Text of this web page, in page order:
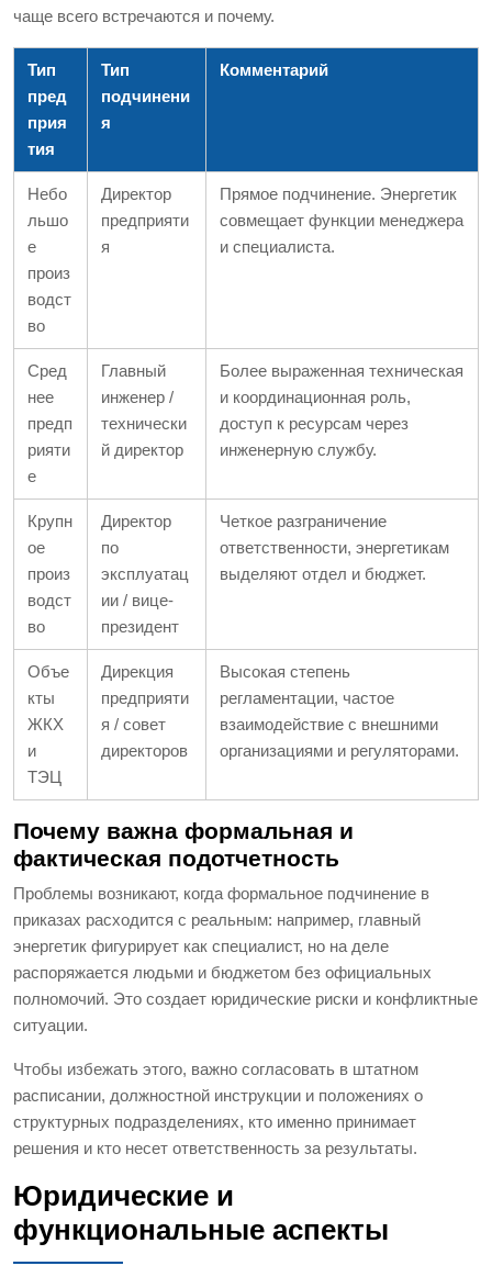
чаще всего встречаются и почему.
Тип
пред
прия
тия
Тип
подчинени
я
Комментарий
Небо
льшо
е
произ
водст
во
Директор
предприяти
я
Прямое подчинение. Энергетик
совмещает функции менеджера
и специалиста.
Сред
нее
предп
рияти
е
Главный
инженер /
технически
й директор
Более выраженная техническая
и координационная роль,
доступ к ресурсам через
инженерную службу.
Крупн
ое
произ
водст
во
Директор
по
эксплуатац
ии / вице-
президент
Четкое разграничение
ответственности, энергетикам
выделяют отдел и бюджет.
Объе
кты
ЖКХ
и
ТЭЦ
Дирекция
предприяти
я / совет
директоров
Высокая степень
регламентации, частое
взаимодействие с внешними
организациями и регуляторами.
Почему важна формальная и
фактическая подотчетность
Проблемы возникают, когда формальное подчинение в
приказах расходится с реальным: например, главный
энергетик фигурирует как специалист, но на деле
распоряжается людьми и бюджетом без официальных
полномочий. Это создает юридические риски и конфликтные
ситуации.
Чтобы избежать этого, важно согласовать в штатном
расписании, должностной инструкции и положениях о
структурных подразделениях, кто именно принимает
решения и кто несет ответственность за результаты.
Юридические и
функциональные аспекты